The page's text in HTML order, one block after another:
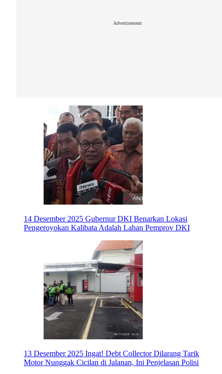
Advertisement
14 Desember 2025 Gubernur DKI Benarkan Lokasi
Pengeroyokan Kalibata Adalah Lahan Pemprov DKI
13 Desember 2025 Ingat! Debt Collector Dilarang Tarik
Motor Nunggak Cicilan di Jalanan, Ini Penjelasan Polisi